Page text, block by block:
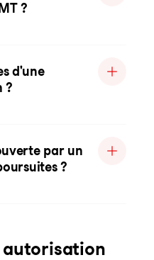
?
d'une
?
par un
?
autorisation